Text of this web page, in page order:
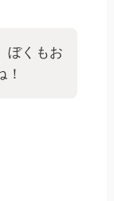
ぼくもお
！